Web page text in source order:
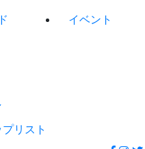
リスト
イベント